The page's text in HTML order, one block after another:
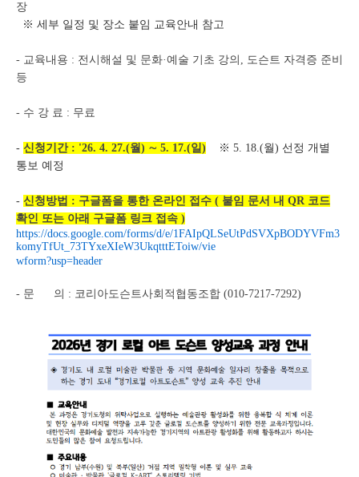
장
※ 세부 일정 및 장소 붙임 교육안내 참고
- 교육내용 : 전시해설 및 문화·예술 기초 강의, 도슨트 자격증 준비
등
- 수 강 료 : 무료
- 신청기간 : '26. 4. 27.(월) ∼ 5. 17.(일)
※ 5. 18.(월) 선정 개별
통보 예정
- 신청방법 : 구글폼을 통한 온라인 접수 ( 붙임 문서 내 QR 코드
확인 또는 아래 구글폼 링크 접속 )
https://docs.google.com/forms/d/e/1FAIpQLSeUtPdSVXpBODYVFm3
komyTfUt_73TYxeXIeW3UkqtttEToiw/vie
wform?usp=header
- 문 의 : 코리아도슨트사회적협동조합 (010-7217-7292)